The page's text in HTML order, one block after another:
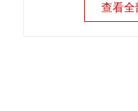
查看全